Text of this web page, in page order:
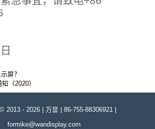
屏？
（2020）
2013 - 2026 | 万显 | 86-755-88306921 |
formike@wandisplay.com